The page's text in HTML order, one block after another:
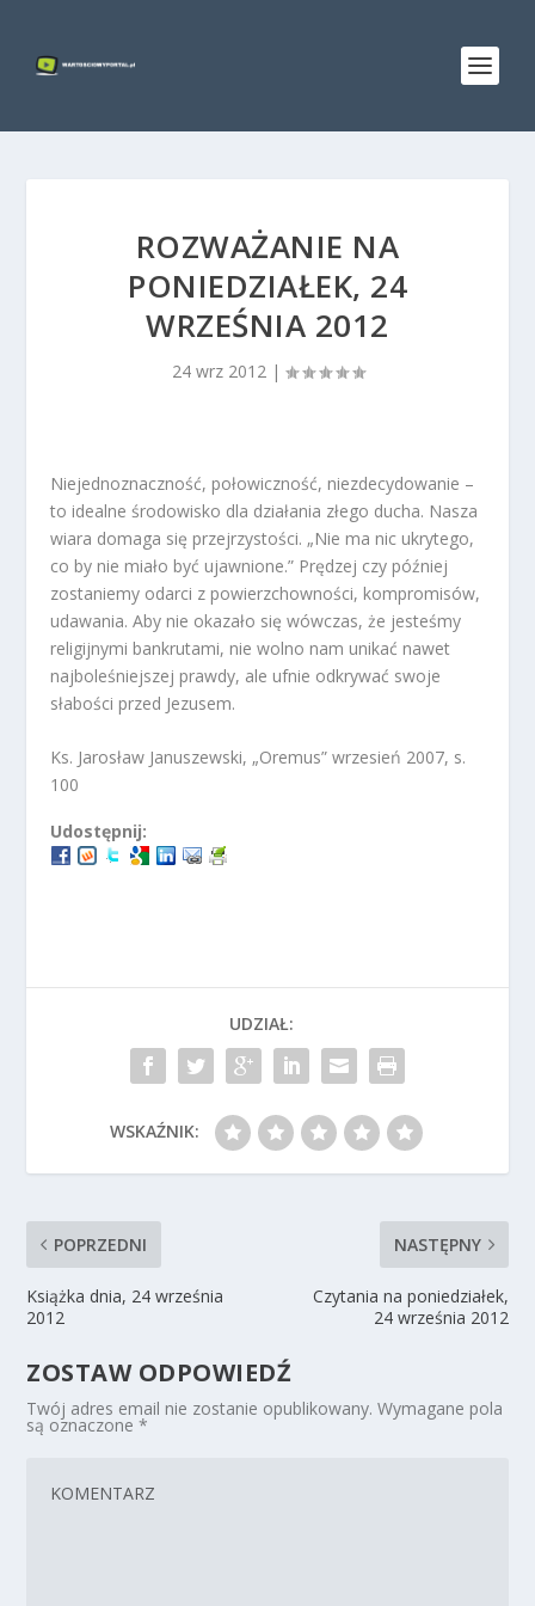
ROZWAŻANIE NA
PONIEDZIAŁEK, 24
WRZEŚNIA 2012
24 wrz 2012|
Niejednoznaczność, połowiczność, niezdecydowanie –
to idealne środowisko dla działania złego ducha. Nasza
wiara domaga się przejrzystości. „Nie ma nic ukrytego,
co by nie miało być ujawnione.” Prędzej czy później
zostaniemy odarci z powierzchowności, kompromisów,
udawania. Aby nie okazało się wówczas, że jesteśmy
religijnymi bankrutami, nie wolno nam unikać nawet
najboleśniejszej prawdy, ale ufnie odkrywać swoje
słabości przed Jezusem.
Ks. Jarosław Januszewski, „Oremus” wrzesień 2007, s.
100
Udostępnij:
UDZIAŁ:
WSKAŹNIK:
POPRZEDNI
Książka dnia, 24 września
2012
NASTĘPNY
Czytania na poniedziałek,
24 września 2012
ZOSTAW ODPOWIEDŹ
Twój adres email nie zostanie opublikowany. Wymagane pola
są oznaczone*